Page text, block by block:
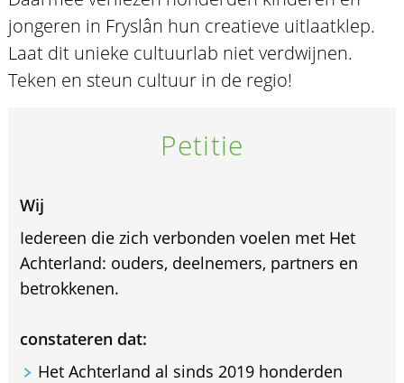
jongeren in Fryslân hun creatieve uitlaatklep.
Laat dit unieke cultuurlab niet verdwijnen.
Teken en steun cultuur in de regio!
Petitie
Wij
Iedereen die zich verbonden voelen met Het
Achterland: ouders, deelnemers, partners en
betrokkenen.
constateren dat:
Het Achterland al sinds 2019 honderden